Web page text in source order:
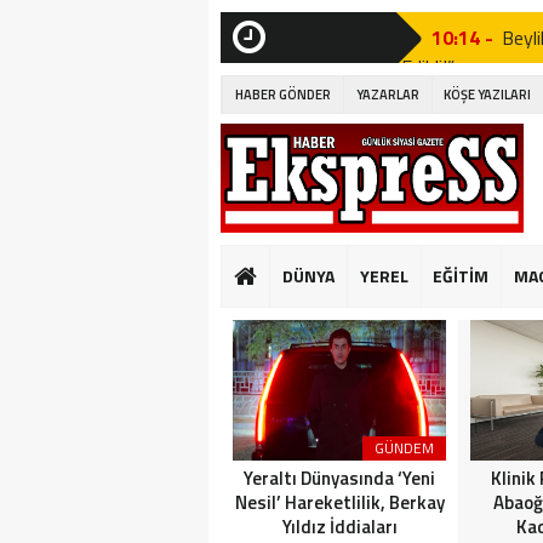
10:14 -
Edildi!”
19:53 -
19:51 -
19:49 -
GÜNKÜ GİBİ
10:14 -
Edildi!”
19:53 -
19:51 -
HABER GÖNDER YAZARLAR KÖŞE YAZILARI
DÜNYA YEREL EĞİTİM
GÜNDEM
Yeraltı Dünyasında ‘Yeni
Nesil’ Hareketlilik, Berkay
Yıldız İddiaları
Klinik